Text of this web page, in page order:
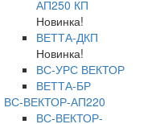
АП250 КП
Новинка!
ВЕТТА-ДКП
Новинка!
ВС-УРС ВЕКТОР
ВЕТТА-БР
ВС-ВЕКТОР-АП220
ВС-ВЕКТОР-